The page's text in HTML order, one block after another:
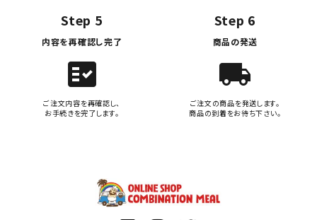
Step 5
内容を再確認し完了
fact_check
ご注文内容を再確認し、
お手続きを完了します。
Step 6
商品の発送
local_shipping
ご注文の商品を発送します。
商品の到着をお待ち下さい。